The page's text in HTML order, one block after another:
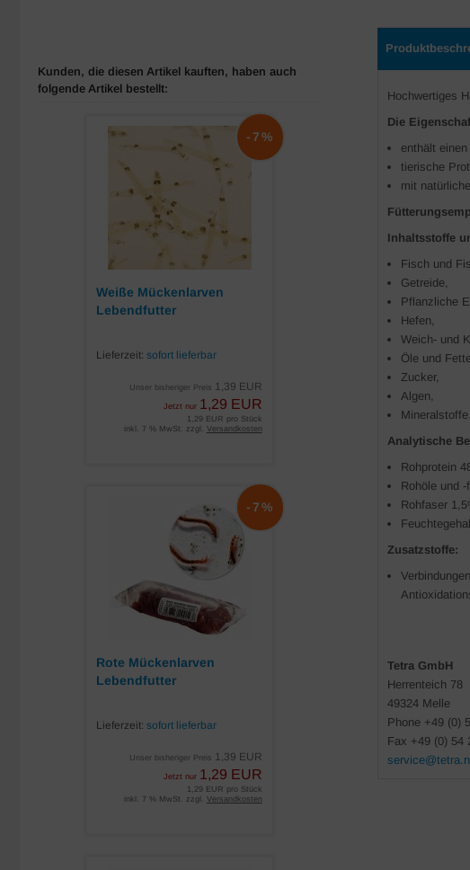
Hochwertiges
Die
enthält
tierische
mit
Inhaltsstoffe
Fisch und
Getreide,
Pflanzliche
Hefen,
Weich- und
Öle und
Zucker,
Algen,
Mineralstoffe.
Analytische
Rohprotein
Rohöle und
Rohfaser
Zusatzstoffe:
Tetra GmbH
Herrenteich 78
49324 Melle
Phone +49 (0)
Fax +49 (0) 54
Kunden, die diesen Artikel kauften, haben auch
folgende Artikel bestellt:
Weiße Mückenlarven
Lebendfutter
Lieferzeit:sofort lieferbar
Unser bisheriger Preis 1,39 EUR
Jetzt nur 1,29 EUR
-7%
1,29 EUR pro Stück
inkl. 7 % MwSt. zzgl. Versandkosten
Rote Mückenlarven
Lebendfutter
Lieferzeit:sofort lieferbar
Unser bisheriger Preis 1,39 EUR
Jetzt nur 1,29 EUR
-7%
1,29 EUR pro Stück
inkl. 7 % MwSt. zzgl. Versandkosten